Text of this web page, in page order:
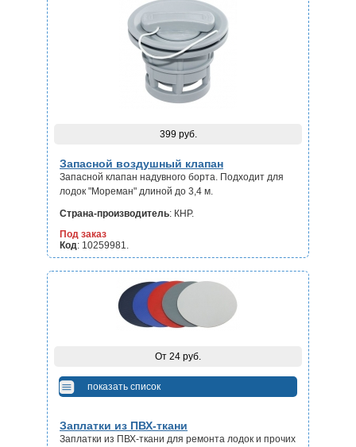
Запасной воздушный клапан
Запасной клапан надувного борта. Подходит для
лодок "Мореман" длиной до 3,4 м.
Страна-производитель: КНР.
Под заказ
Код: 10259981.
399 руб.
Заплатки из ПВХ-ткани
Заплатки из ПВХ-ткани для ремонта лодок и прочих
От 24 руб.
показать список